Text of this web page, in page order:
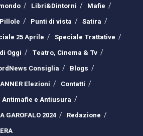
Libri&Dintorni
Mafie
Pillole Punti di vista
Satira
25 Aprile
Speciale Trattative
Oggi
Teatro, Cinema & Tv
Consiglia
Blogs
Elezioni
Contatti
Antimafie e Antiusura
GAROFALO 2024
Redazione